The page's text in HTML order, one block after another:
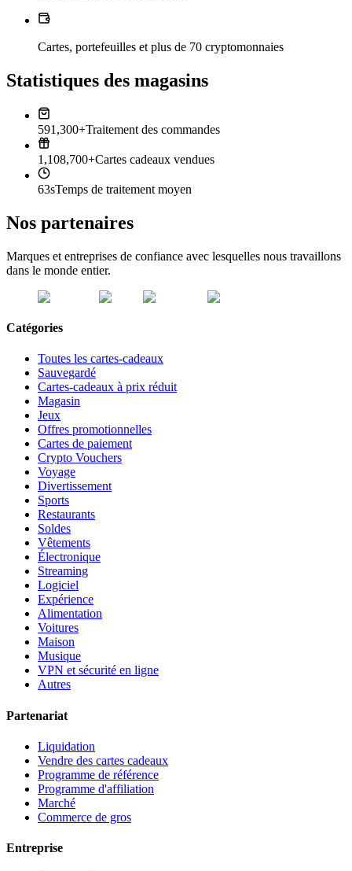
Cartes, portefeuilles et plus de 70 cryptomonnaies
Statistiques des magasins
591,300+Traitement des commandes
1,108,700+Cartes cadeaux vendues
63sTemps de traitement moyen
Nos partenaires
Marques et entreprises de confiance avec lesquelles nous travaillons
dans le monde entier.
Catégories
Toutes les cartes-cadeaux
Sauvegardé
Cartes-cadeaux à prix réduit
Magasin
Jeux
Offres promotionnelles
Cartes de paiement
Crypto Vouchers
Voyage
Divertissement
Sports
Restaurants
Soldes
Vêtements
Électronique
Streaming
Logiciel
Expérience
Alimentation
Voitures
Maison
Musique
VPN et sécurité en ligne
Autres
Partenariat
Liquidation
Vendre des cartes cadeaux
Programme de référence
Programme d'affiliation
Marché
Commerce de gros
Entreprise